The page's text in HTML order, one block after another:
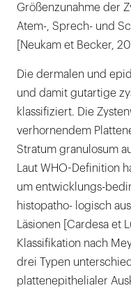
Größenzunahme der
Atem-, Sprech- und
[Neukam et Becker,
Die dermalen und
und damit gutartige
klassifiziert. Die
verhornendem
Stratum granulosum
Laut WHO-Definition
um entwicklungs-
histopatho- logisch
Läsionen [Cardesa et
Klassifikation nach
drei Typen
plattenepithelialer